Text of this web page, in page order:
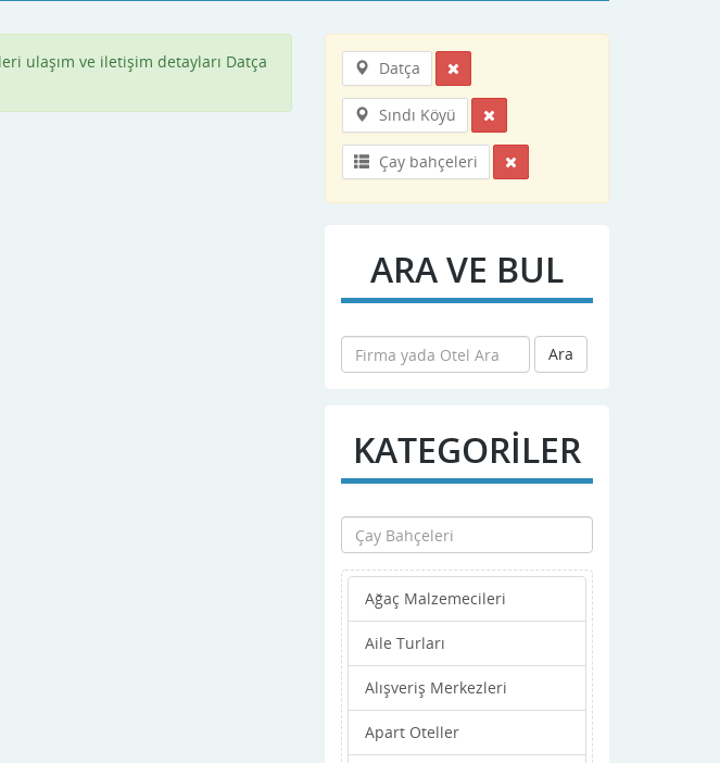
ulaşım ve iletişim detayları Datça
Datça
Sındı Köyü
Çay bahçeleri
ARA VE BUL
Ara
KATEGORİLER
Ağaç Malzemecileri
Aile Turları
Alışveriş Merkezleri
Apart Oteller